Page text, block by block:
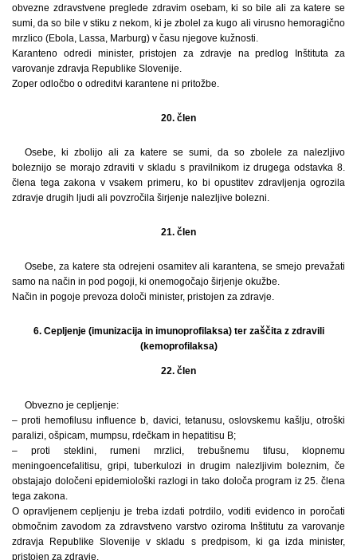
obvezne zdravstvene preglede zdravim osebam, ki so bile ali za katere se
sumi, da so bile v stiku z nekom, ki je zbolel za kugo ali virusno hemoragično
mrzlico (Ebola, Lassa, Marburg) v času njegove kužnosti.
Karanteno odredi minister, pristojen za zdravje na predlog Inštituta za
varovanje zdravja Republike Slovenije.
Zoper odločbo o odreditvi karantene ni pritožbe.
20. člen
Osebe, ki zbolijo ali za katere se sumi, da so zbolele za nalezljivo
boleznijo se morajo zdraviti v skladu s pravilnikom iz drugega odstavka 8.
člena tega zakona v vsakem primeru, ko bi opustitev zdravljenja ogrozila
zdravje drugih ljudi ali povzročila širjenje nalezljive bolezni.
21. člen
Osebe, za katere sta odrejeni osamitev ali karantena, se smejo prevažati
samo na način in pod pogoji, ki onemogočajo širjenje okužbe.
Način in pogoje prevoza določi minister, pristojen za zdravje.
6. Cepljenje (imunizacija in imunoprofilaksa) ter zaščita z zdravili
(kemoprofilaksa)
22. člen
Obvezno je cepljenje:
– proti hemofilusu influence b, davici, tetanusu, oslovskemu kašlju, otroški
paralizi, ošpicam, mumpsu, rdečkam in hepatitisu B;
– proti steklini, rumeni mrzlici, trebušnemu tifusu, klopnemu
meningoencefalitisu, gripi, tuberkulozi in drugim nalezljivim boleznim, če
obstajajo določeni epidemiološki razlogi in tako določa program iz 25. člena
tega zakona.
O opravljenem cepljenju je treba izdati potrdilo, voditi evidenco in poročati
območnim zavodom za zdravstveno varstvo oziroma Inštitutu za varovanje
zdravja Republike Slovenije v skladu s predpisom, ki ga izda minister,
pristojen za zdravje.